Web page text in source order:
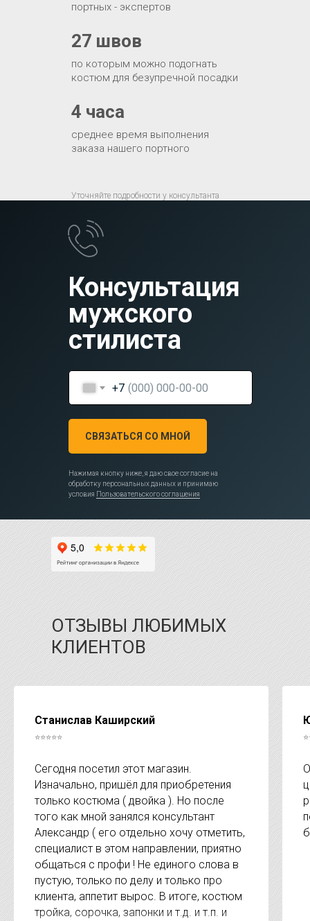
по которым можно подогнать
костюм для безупречной посадки
27 швов
портных - экспертов
Уточняйте подробности у консультанта
среднее время выполнения
заказа нашего портного
4 часа
Консультация
мужского
стилиста
+7
СВЯЗАТЬСЯ СО МНОЙ
Нажимая кнопку ниже, я даю свое согласие на
обработку персональных данных и принимаю
условия Пользовательского соглашения
ОТЗЫВЫ ЛЮБИМЫХ
КЛИЕНТОВ
Станислав Каширский
⭐⭐⭐⭐⭐
Сегодня посетил этот магазин.
Изначально, пришёл для приобретения
только костюма ( двойка ). Но после
того как мной занялся консультант
Александр ( его отдельно хочу отметить,
специалист в этом направлении, приятно
общаться с профи ! Не единого слова в
пустую, только по делу и только про
клиента, аппетит вырос. В итоге, костюм
тройка, сорочка, запонки и т.д. и т.п. и